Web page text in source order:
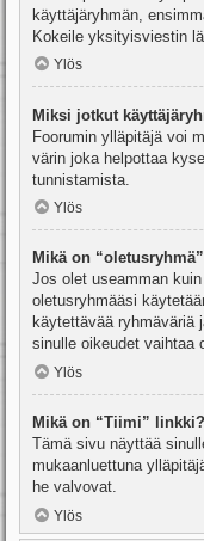
käyttäjäryhmän,
Kokeile yksityisviestin
Ylös
Miksi jotkut
Foorumin ylläpitäjä voi
värin joka helpottaa
tunnistamista.
Ylös
Mikä on
Jos olet useamman
oletusryhmääsi
käytettävää ryhmäväriä
sinulle oikeudet vaihtaa
Ylös
Mikä on “Tiimi” linkki?
Tämä sivu näyttää
mukaanluettuna
he valvovat.
Ylös